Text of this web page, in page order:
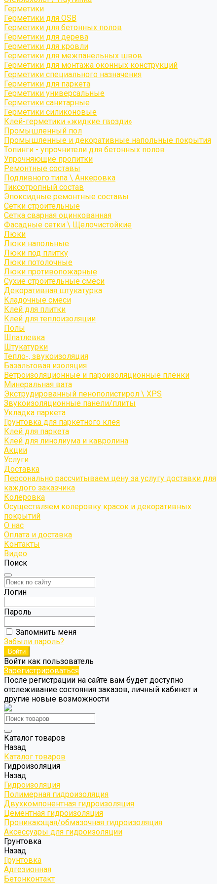
Герметики
Герметики для OSB
Герметики для бетонных полов
Герметики для дерева
Герметики для кровли
Герметики для межпанельных швов
Герметики для монтажа оконных конструкций
Герметики специального назначения
Герметики для паркета
Герметики универсальные
Герметики санитарные
Герметики силиконовые
Клей-герметики «жидкие гвозди»
Промышленный пол
Промышленные и декоративные напольные покрытия
Топинги - упрочнители для бетонных полов
Упрочняющие пропитки
Ремонтные составы
Подливного типа \ Анкеровка
Тиксотропный состав
Эпоксидные ремонтные составы
Сетки строительные
Сетка сварная оцинкованная
Фасадные сетки \ Щелочистойкие
Люки
Люки напольные
Люки под плитку
Люки потолочные
Люки противопожарные
Сухие строительные смеси
Декоративная штукатурка
Кладочные смеси
Клей для плитки
Клей для теплоизоляции
Полы
Шпатлевка
Штукатурки
Тепло-, звукоизоляция
Базальтовая изоляция
Ветроизоляционные и пароизоляционные плёнки
Минеральная вата
Экструдированный пенополистирол \ XPS
Звукоизоляционные панели/плиты
Укладка паркета
Грунтовка для паркетного клея
Клей для паркета
Клей для линолиума и кавролина
Акции
Услуги
Доставка
Персонально рассчитываем цену за услугу доставки для
каждого заказчика
Колеровка
Осуществляем колеровку красок и декоративных
покрытий
О нас
Оплата и доставка
Контакты
Видео
Поиск
Логин
Пароль
Запомнить меня
Забыли пароль?
Войти как пользователь
Зарегистрироваться
После регистрации на сайте вам будет доступно
отслеживание состояния заказов, личный кабинет и
другие новые возможности
Каталог товаров
Назад
Каталог товаров
Гидроизоляция
Назад
Гидроизоляция
Полимерная гидроизоляция
Двухкомпонентная гидроизоляция
Цементная гидроизоляция
Проникающая/обмазочная гидроизоляция
Аксессуары для гидроизоляции
Грунтовка
Назад
Грунтовка
Адгезионная
Бетонконтакт